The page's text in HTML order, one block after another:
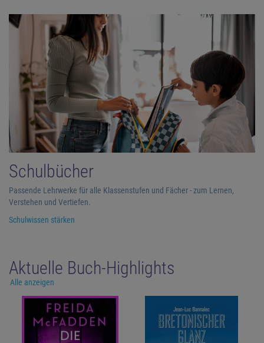
Schulbücher
Passende Lehrwerke für alle Klassenstufen und Fächer - zum Lernen,
Verstehen und Vertiefen.
Schulwissen stärken
Aktuelle Buch-Highlights
Alle anzeigen